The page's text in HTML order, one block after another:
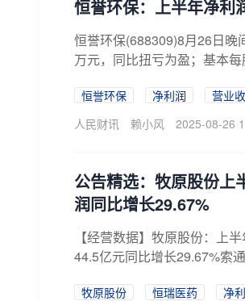
恒誉环保：上半年净利
恒誉环保(688309)8月26日晚
万元，同比扭亏为盈；基本
恒誉环保 净利润
营业
人民财讯
赖小风 2025-08-26
公告精选：牧原股份上
润同比增长29.67%
【经营数据】牧原股份：上
44.5亿元同比增长29.67%索
牧原股份 恒瑞医药
净